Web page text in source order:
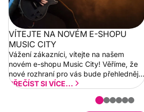
VÍTEJTE NA NOVÉM E-SHOPU
MUSIC CITY
Vážení zákazníci, vítejte na našem
novém e-shopu Music City! Věříme, že
nové rozhraní pro vás bude přehlednější
a rychlejší. Postupně budeme přidávat
PŘEČÍST SI VÍCE...